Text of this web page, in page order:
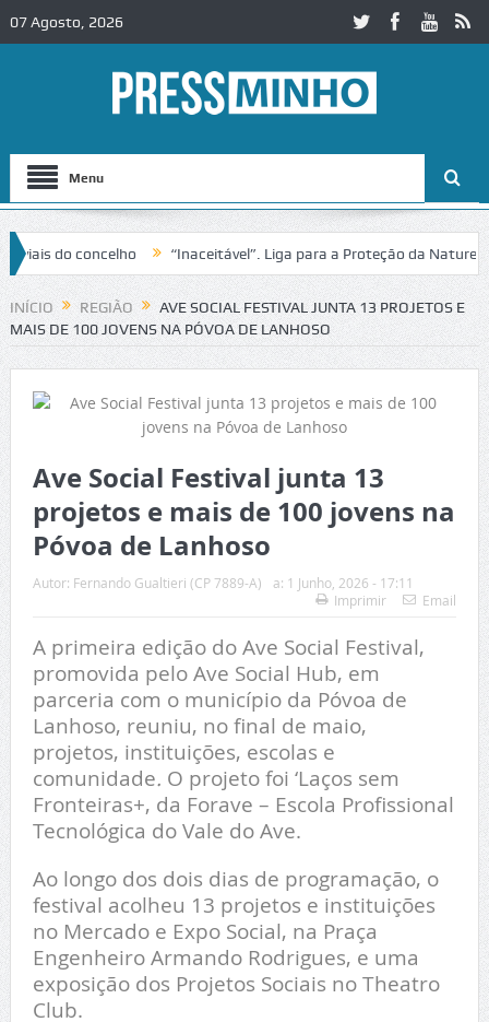
07 Agosto, 2026
Menu
do concelho “Inaceitável”. Liga para a Proteção da Natureza
IC2 em Alcobaça Igreja do Castelo de Cerveira assegura
INÍCIO REGIÃO
AVE SOCIAL FESTIVAL JUNTA 13 PROJETOS E
MAIS DE 100 JOVENS NA PÓVOA DE LANHOSO
Ave Social Festival junta 13
projetos e mais de 100 jovens na
Póvoa de Lanhoso
Autor: Fernando Gualtieri (CP 7889-A) a: 1 Junho, 2026 - 17:11
Imprimir
Email
A primeira edição do Ave Social Festival,
promovida pelo Ave Social Hub, em
parceria com o município da Póvoa de
Lanhoso, reuniu, no final de maio,
projetos, instituições, escolas e
comunidade. O projeto foi ‘Laços sem
Fronteiras+, da Forave – Escola Profissional
Tecnológica do Vale do Ave.
Ao longo dos dois dias de programação, o
festival acolheu 13 projetos e instituições
no Mercado e Expo Social, na Praça
Engenheiro Armando Rodrigues, e uma
exposição dos Projetos Sociais no Theatro
Club.